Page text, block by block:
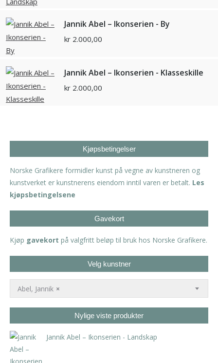
Jannik Abel – Ikonserien - By
kr 2.000,00
Jannik Abel – Ikonserien - Klasseskille
kr 2.000,00
Kjøpsbetingelser
Norske Grafikere formidler kunst på vegne av kunstneren og
kunstverket er kunstnerens eiendom inntil varen er betalt. Les
kjøpsbetingelsene
Gavekort
Kjøp gavekort på valgfritt beløp til bruk hos Norske Grafikere.
Velg kunstner
×
Abel, Jannik
Nylige viste produkter
Jannik Abel – Ikonserien - Landskap